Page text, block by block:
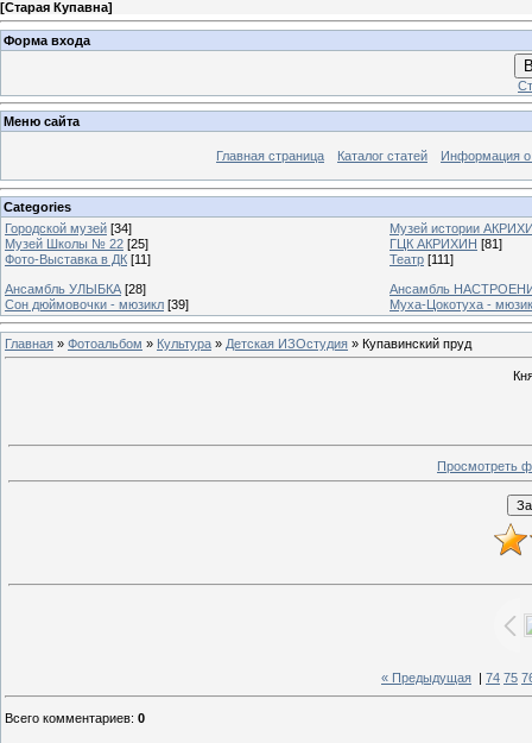
[Старая Купавна]
Форма входа
Меню сайта
Главная страница Каталог статей Информация о
Categories
Городской музей [34]
Музей истории
Музей Школы № 22 [25] ГЦК АКРИХИН [81]
Фото-Выставка в ДК [11] Театр [111]
Ансамбль УЛЫБКА [28]
Ансамбль
Сон дюймовочки - мюзикл [39] Муха-Цокотуха -
Главная » Фотоальбом » Культура » Детская ИЗОстудия » Купавинский пруд
Просмотреть
« Предыдущая 74 75
Всего комментариев: 0